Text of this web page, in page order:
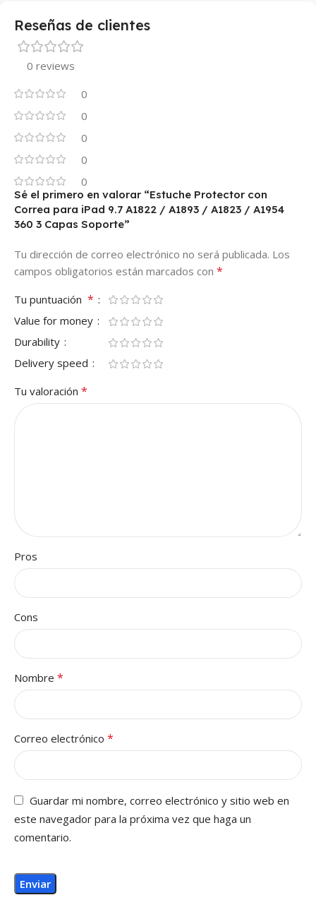
Reseñas de clientes
0 reviews
0
0
0
0
0
Sé el primero en valorar “Estuche Protector con
Correa para iPad 9.7 A1822 / A1893 / A1823 / A1954
360 3 Capas Soporte”
Tu dirección de correo electrónico no será publicada. Los
campos obligatorios están marcados con *
Tu puntuación *
Value for money
Durability
Delivery speed
Tu valoración *
Pros
Cons
Nombre *
Correo electrónico *
Guardar mi nombre, correo electrónico y sitio web en
este navegador para la próxima vez que haga un
comentario.